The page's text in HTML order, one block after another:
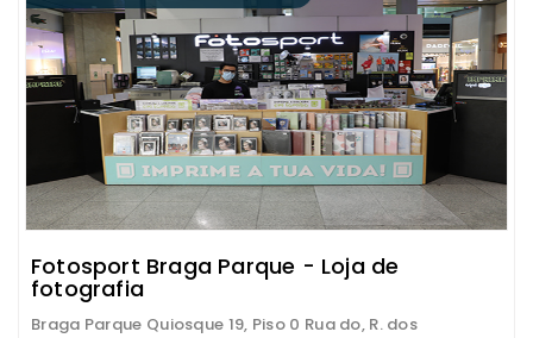
Fotosport Braga Parque - Loja de
fotografia
Braga Parque Quiosque 19, Piso 0 Rua do, R. dos